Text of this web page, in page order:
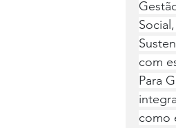
com
Para
como